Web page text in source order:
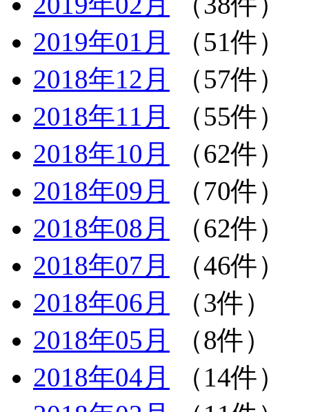
2019年01月
（51件）
2018年12月
（57件）
2018年11月
（55件）
2018年10月
（62件）
2018年09月
（70件）
2018年08月
（62件）
2018年07月
（46件）
2018年06月
（3件）
2018年05月
（8件）
2018年04月
（14件）